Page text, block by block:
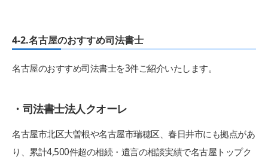
4-2.名古屋のおすすめ司法書士
名古屋のおすすめ司法書士を3件ご紹介いたします。
・司法書士法人クオーレ
名古屋市北区大曽根や名古屋市瑞穂区、春日井市にも拠点があ
り、累計4,500件超の相続・遺言の相談実績で名古屋トップク